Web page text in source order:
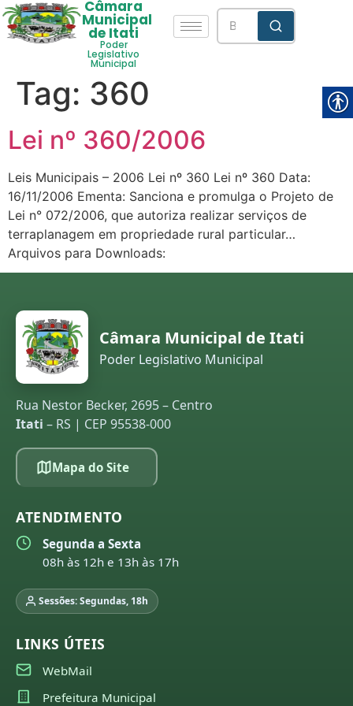
Câmara
Municipal
de Itati
Poder
Legislativo
Municipal
Tag: 360
Lei nº 360/2006
Leis Municipais – 2006 Lei nº 360 Lei nº 360 Data:
16/11/2006 Ementa: Sanciona e promulga o Projeto de
Lei n° 072/2006, que autoriza realizar serviços de
terraplanagem em propriedade rural particular…
Arquivos para Downloads:
Câmara Municipal de Itati
Poder Legislativo Municipal
Rua Nestor Becker, 2695 – Centro
Itati – RS | CEP 95538-000
Mapa do Site
ATENDIMENTO
Segunda a Sexta
08h às 12h e 13h às 17h
Sessões: Segundas, 18h
LINKS ÚTEIS
WebMail
Prefeitura Municipal